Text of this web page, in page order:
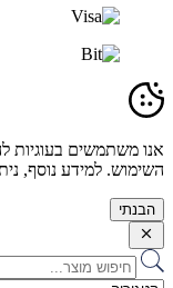
אנו משתמשים
השימוש. למידע נוסף,
הבנתי
Search
...